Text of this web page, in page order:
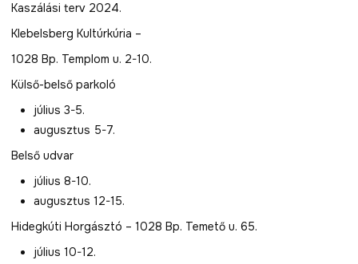
Kaszálási terv 2024.
Klebelsberg Kultúrkúria –
1028 Bp. Templom u. 2-10.
Külső-belső parkoló
július 3-5.
augusztus 5-7.
Belső udvar
július 8-10.
augusztus 12-15.
Hidegkúti Horgásztó – 1028 Bp. Temető u. 65.
július 10-12.